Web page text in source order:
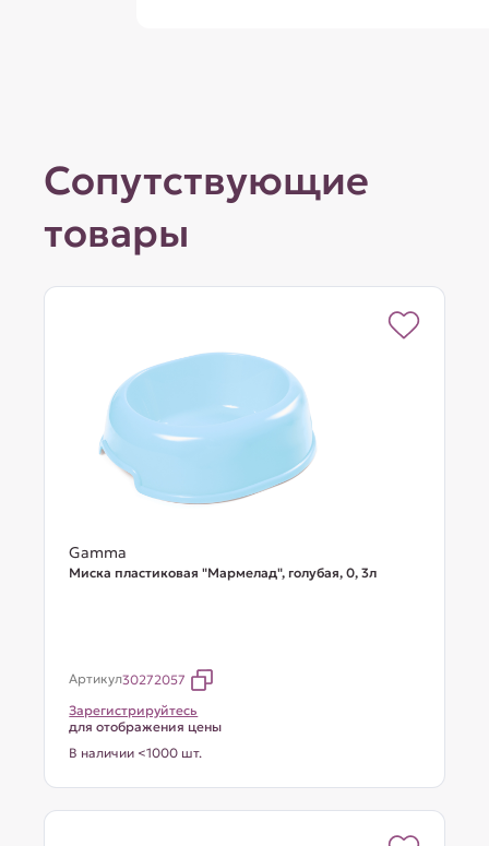
Сопутствующие
товары
Gamma
Миска пластиковая "Мармелад", голубая, 0, 3л
Артикул30272057
Зарегистрируйтесь
для отображения цены
В наличии <1000 шт.